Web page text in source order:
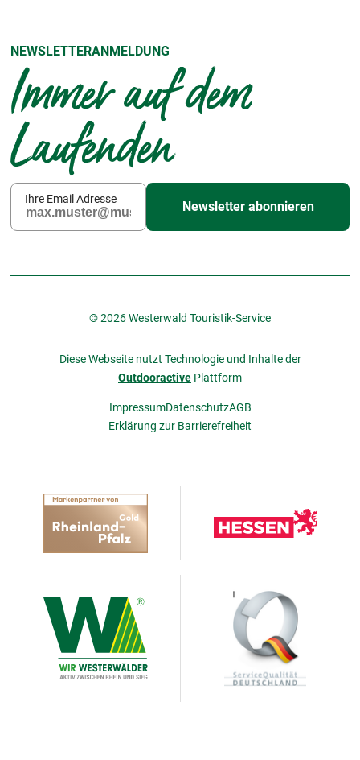
NEWSLETTERANMELDUNG
Immer auf dem
Laufenden
Ihre Email Adresse
Newsletter abonnieren
© 2026 Westerwald Touristik-Service
Diese Webseite nutzt Technologie und Inhalte der
Outdooractive Plattform
ImpressumDatenschutzAGB
Erklärung zur Barrierefreiheit